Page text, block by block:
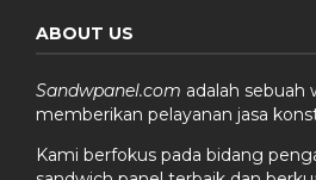
ABOUT US
Sandwpanel.com adalah sebuah
memberikan pelayanan jasa
Kami berfokus pada bidang